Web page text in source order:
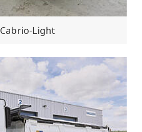
Cabrio-Light